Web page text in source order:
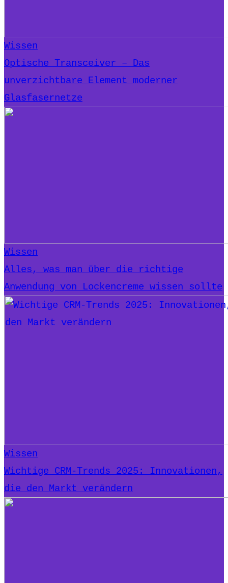
Wissen
Optische Transceiver – Das
unverzichtbare Element moderner
Glasfasernetze
Wissen
Alles, was man über die richtige
Anwendung von Lockencreme wissen sollte
Wissen
Wichtige CRM-Trends 2025: Innovationen,
die den Markt verändern